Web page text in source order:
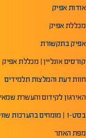
אודות אפיק
מכללת אפיק
אפיק בתקשורת
קורסים אונליין | מכללת אפיק
חוות דעת והמלצות תלמידים
האירגון לקידום והעשרת
בסט-1 | מומחים בהערכות שווי ופיננסים
מפת האתר